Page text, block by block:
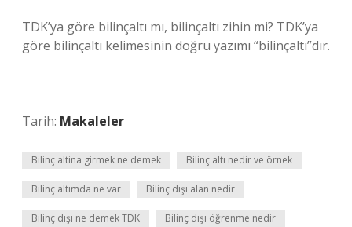
TDK’ya göre bilinçaltı mı, bilinçaltı zihin mi? TDK’ya
göre bilinçaltı kelimesinin doğru yazımı “bilinçaltı”dır.
Tarih: Makaleler
Bilinç altina girmek ne demek Bilinç altı nedir ve örnek
Bilinç altımda ne var Bilinç dışı alan nedir
Bilinç dışı ne demek TDK Bilinç dışı öğrenme nedir